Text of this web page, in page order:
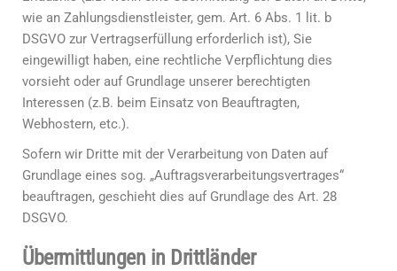
wie an Zahlungsdienstleister, gem. Art. 6 Abs. 1 lit. b
DSGVO zur Vertragserfüllung erforderlich ist), Sie
eingewilligt haben, eine rechtliche Verpflichtung dies
vorsieht oder auf Grundlage unserer berechtigten
Interessen (z.B. beim Einsatz von Beauftragten,
Webhostern, etc.).
Sofern wir Dritte mit der Verarbeitung von Daten auf
Grundlage eines sog. „Auftragsverarbeitungsvertrages“
beauftragen, geschieht dies auf Grundlage des Art. 28
DSGVO.
Übermittlungen in Drittländer